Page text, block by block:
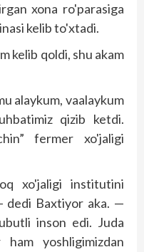
xona ro'parasiga
kelib to'xtadi.
kelib qoldi, shu akam
alaykum, vaalaykum
qizib ketdi.
fermer xo'jaligi
xo'jaligi institutini
dedi Baxtiyor aka. —
inson edi. Juda
yoshligimizdan